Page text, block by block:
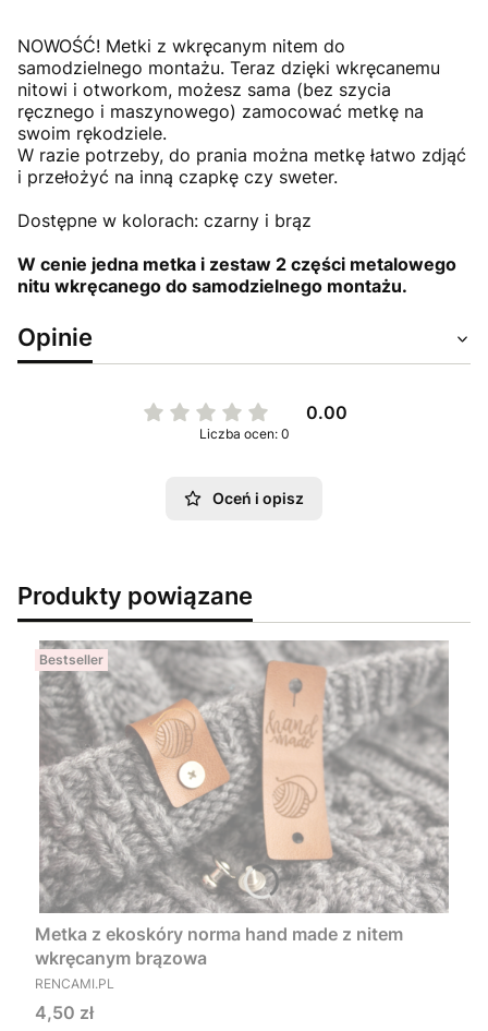
NOWOŚĆ! Metki z wkręcanym nitem do
samodzielnego montażu. Teraz dzięki wkręcanemu
nitowi i otworkom, możesz sama (bez szycia
ręcznego i maszynowego) zamocować metkę na
swoim rękodziele.
W razie potrzeby, do prania można metkę łatwo zdjąć
i przełożyć na inną czapkę czy sweter.
Dostępne w kolorach: czarny i brąz
W cenie jedna metka i zestaw 2 części metalowego
nitu wkręcanego do samodzielnego montażu.
Opinie
0.00
Liczba ocen: 0
Oceń i opisz
Produkty powiązane
Bestseller
Metka z ekoskóry norma hand made z nitem
wkręcanym brązowa
PRODUCENT
RENCAMI.PL
Cena
4,50 zł